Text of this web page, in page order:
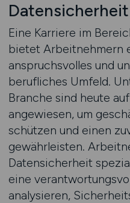
Datensicherheit
Eine Karriere im
bietet Arbeitnehmern
anspruchsvolles und
berufliches Umfeld.
Branche sind heute
angewiesen, um
schützen und einen
gewährleisten.
Datensicherheit
eine
analysieren,